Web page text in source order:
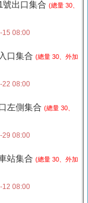
號出口集合 (總量 30、
15 08:00
口集合 (總量 30、外加
22 08:00
左側集合 (總量 30、
29 08:00
站集合 (總量 30、外加
12 08:00